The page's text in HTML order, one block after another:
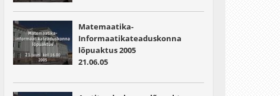
Matemaatika-
Informaatikateaduskonna
lõpuaktus 2005
21.06.05